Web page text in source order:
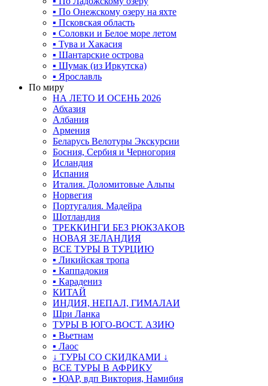
▪ По Онежскому озеру на яхте
▪ Псковская область
▪ Соловки и Белое море летом
▪ Тува и Хакасия
▪ Шантарские острова
▪ Шумак (из Иркутска)
▪ Ярославль
По миру
НА ЛЕТО И ОСЕНЬ 2026
Абхазия
Албания
Армения
Беларусь Велотуры Экскурсии
Босния, Сербия и Черногория
Исландия
Испания
Италия. Доломитовые Альпы
Норвегия
Португалия. Мадейра
Шотландия
ТРЕККИНГИ БЕЗ РЮКЗАКОВ
НОВАЯ ЗЕЛАНДИЯ
ВСЕ ТУРЫ В ТУРЦИЮ
▪ Ликийская тропа
▪ Каппадокия
▪ Карадениз
КИТАЙ
ИНДИЯ, НЕПАЛ, ГИМАЛАИ
Шри Ланка
ТУРЫ В ЮГО-ВОСТ. АЗИЮ
▪ Вьетнам
▪ Лаос
↓ ТУРЫ СО СКИДКАМИ ↓
ВСЕ ТУРЫ В АФРИКУ
▪ ЮАР, вдп Виктория, Намибия